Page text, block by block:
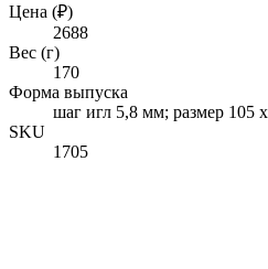
Цена (₽)
2688
Вес (г)
170
Форма выпуска
шаг игл 5,8 мм; размер 105
SKU
1705